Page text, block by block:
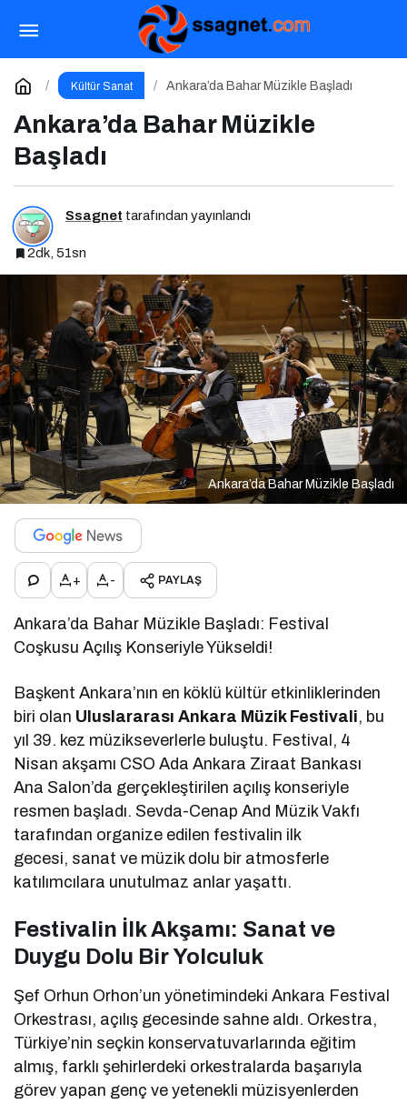
Kültür Sanat Ankara’da Bahar Müzikle Başladı
Ankara’da Bahar Müzikle
Başladı
Ssagnet tarafından yayınlandı
2dk, 51sn
Ankara’da Bahar Müzikle Başladı
+ - PAYLAŞ
Ankara’da Bahar Müzikle Başladı: Festival
Coşkusu Açılış Konseriyle Yükseldi!
Başkent Ankara’nın en köklü kültür etkinliklerinden
biri olan Uluslararası Ankara Müzik Festivali, bu
yıl 39. kez müzikseverlerle buluştu. Festival, 4
Nisan akşamı CSO Ada Ankara Ziraat Bankası
Ana Salon’da gerçekleştirilen açılış konseriyle
resmen başladı. Sevda-Cenap And Müzik Vakfı
tarafından organize edilen festivalin ilk
gecesi, sanat ve müzik dolu bir atmosferle
katılımcılara unutulmaz anlar yaşattı.
Festivalin İlk Akşamı: Sanat ve
Duygu Dolu Bir Yolculuk
Şef Orhun Orhon’un yönetimindeki Ankara Festival
Orkestrası, açılış gecesinde sahne aldı. Orkestra,
Türkiye’nin seçkin konservatuvarlarında eğitim
almış, farklı şehirlerdeki orkestralarda başarıyla
görev yapan genç ve yetenekli müzisyenlerden
Bu Cuma Sinemaseverleri Bekleyen Yepyeni
Filmler!
Yorum Yap